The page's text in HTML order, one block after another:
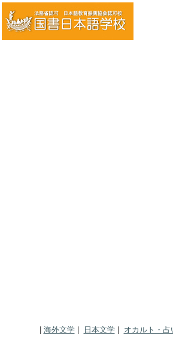
海外文学| 日本文学| オカルト・占